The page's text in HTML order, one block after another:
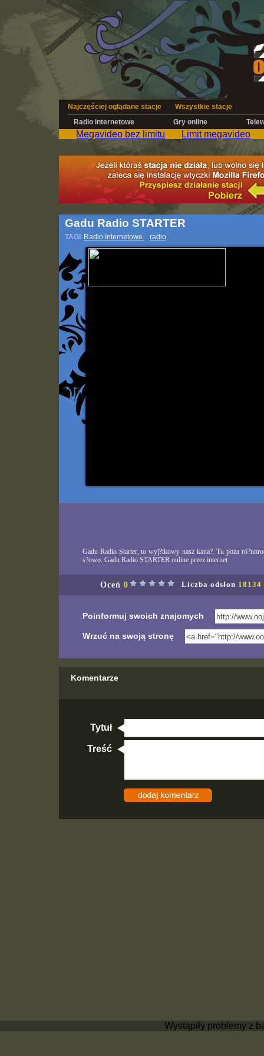
Najczęściej oglądane stacje
Wszystkie stacje
Radio internetowe
Gry online
Megavideo bez limitu Limit megavideo
Gadu Radio STARTER
TAGI Radio Internetowe radio
Gadu Radio Starter, to wyj?tkowy nasz kana?. Tu poza
s?owo. Gadu Radio STARTER online przez internet
Oceń 0 Liczba odsłon 18134
Poinformuj swoich znajomych
Wrzuć na swoją stronę
Komentarze
Tytuł
Treść
Wystąpiły problemy z